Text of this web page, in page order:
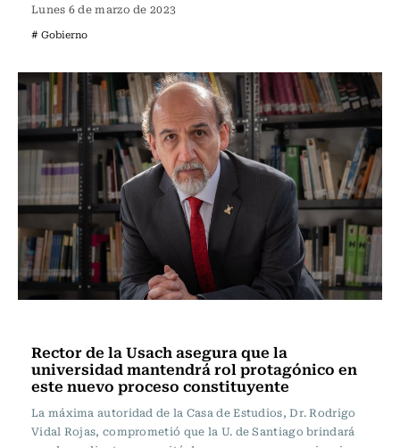
Lunes 6 de marzo de 2023
# Gobierno
Rector de la Usach asegura que la
universidad mantendrá rol protagónico en
este nuevo proceso constituyente
La máxima autoridad de la Casa de Estudios, Dr. Rodrigo
Vidal Rojas, comprometió que la U. de Santiago brindará